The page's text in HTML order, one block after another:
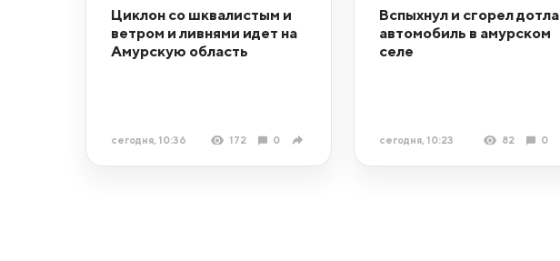
Циклон со шквалистым и
ветром и ливнями идет на
Амурскую область
сегодня, 10:36 172 0
Вспыхнул и сгорел дотла
автомобиль в амурском
селе
сегодня, 10:23 82 0